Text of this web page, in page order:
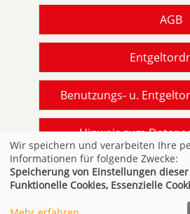
AGB
Benutzungs- u.
Hinweis zum
Barrierefreiheit
Wir speichern und verarbeiten Ihre
Informationen für folgende Zwecke:
Speicherung von Einstellungen
Funktionelle Cookies, Essenzielle